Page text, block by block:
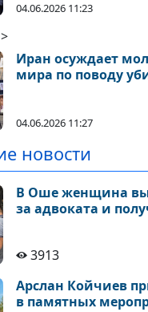
04.06.2026 11:23
Иран осуждает
мира по поводу
04.06.2026 11:27
новости
В Оше женщина
за адвоката и
3913
Арслан Койчиев
в памятных